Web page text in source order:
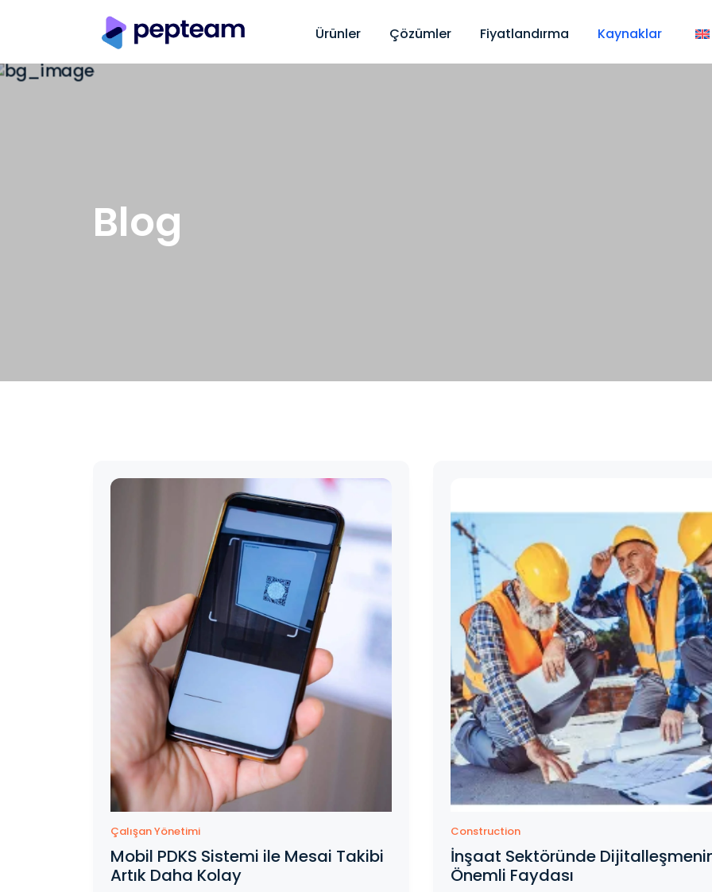
Ürünler Çözümler Fiyatlandırma Kaynaklar
Blog
Çalışan Yönetimi
Mobil PDKS Sistemi ile Mesai Takibi
Artık Daha Kolay
Construction
İnşaat Sektöründe
Önemli Faydası